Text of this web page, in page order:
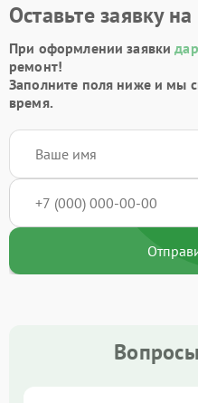
Оставьте заявку
При оформлении заявки
ремонт!
Заполните поля ниже и мы
время.